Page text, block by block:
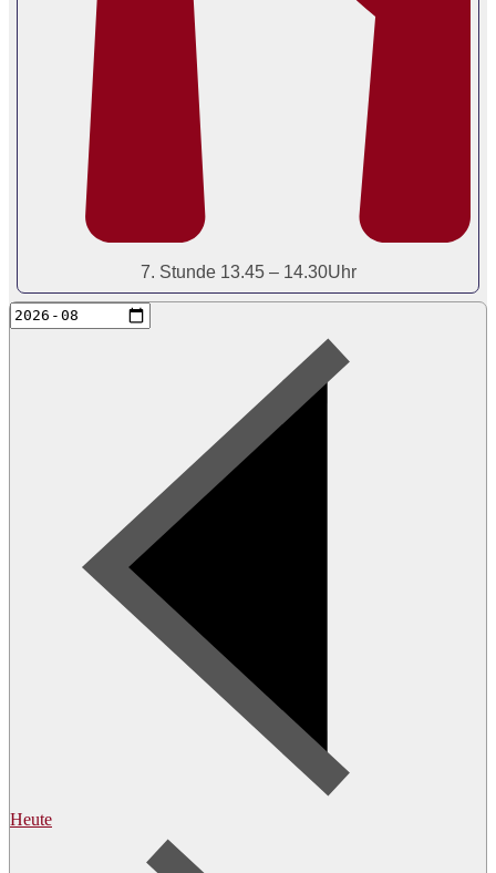
7. Stunde 13.45 – 14.30Uhr
Heute